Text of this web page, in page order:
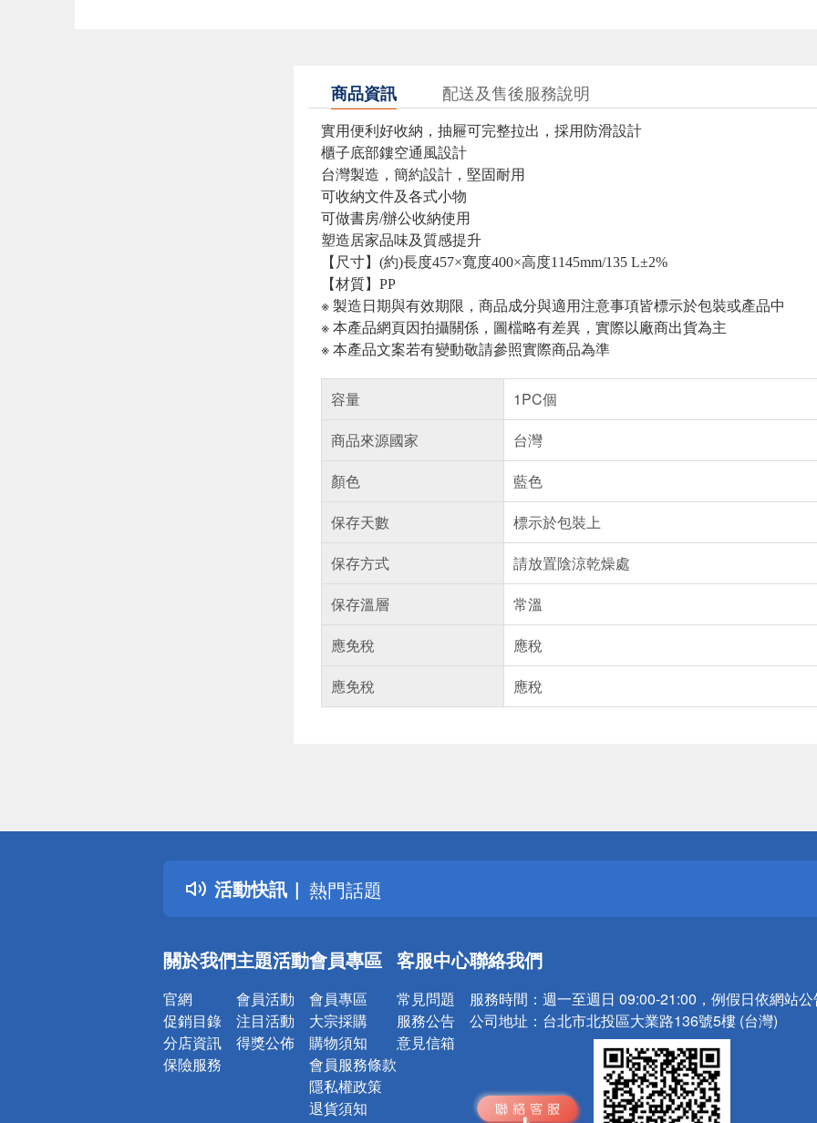
商品資訊 配送及售後服務說明
實用便利好收納，抽屜可完整拉出，採用防滑設計
櫃子底部鏤空通風設計
台灣製造，簡約設計，堅固耐用
可收納文件及各式小物
可做書房/辦公收納使用
塑造居家品味及質感提升
【尺寸】(約)長度457×寬度400×高度1145mm/135 L±2%
【材質】PP
※ 製造日期與有效期限，商品成分與適用注意事項皆標示於包裝或產品中
※ 本產品網頁因拍攝關係，圖檔略有差異，實際以廠商出貨為主
※ 本產品文案若有變動敬請參照實際商品為準
容量
1PC個
商品來源國家
台灣
顏色
藍色
保存天數
標示於包裝上
保存方式
請放置陰涼乾燥處
保存溫層
常溫
應免稅
應稅
應免稅
應稅
活動快訊
詐騙網頁！請小心！
得獎公告
熱門話題
銀行優惠
詐騙網頁！請小心！
關於我們
官網
促銷目錄
分店資訊
保險服務
主題活動
會員活動
注目活動
得獎公佈
會員專區
會員專區
大宗採購
購物須知
會員服務條款
隱私權政策
退貨須知
客服中心
常見問題
服務公告
意見信箱
聯絡我們
服務時間： 週一至週日 09:00-21:00，例假日依網站
公司地址： 台北市北投區大業路136號5樓 (台灣)